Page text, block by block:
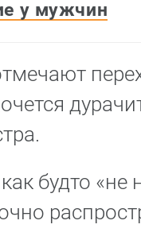
у мужчин
будто «не